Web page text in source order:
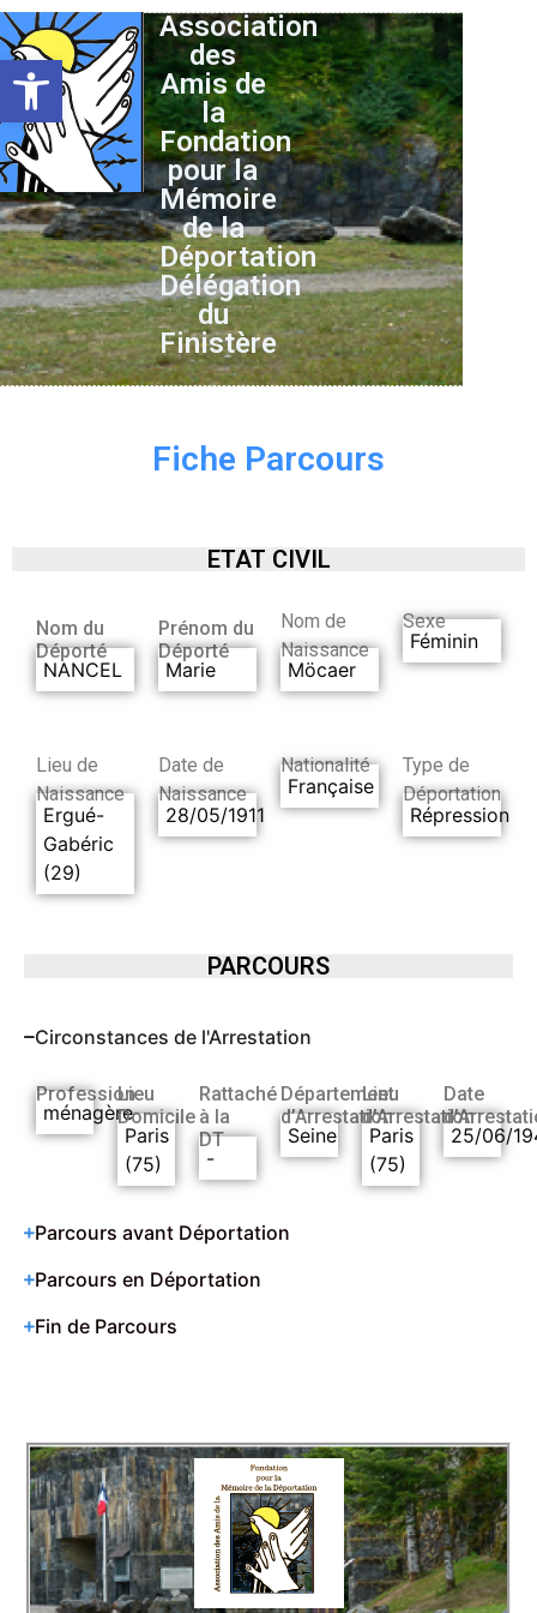
Ouvrir la barre d’outils
Association
des
Amis de
la
Fondation
pour la
Mémoire
de la
Déportation
Délégation
du
Finistère
Fiche Parcours
ETAT CIVIL
Nom du
Déporté
NANCEL
Prénom du
Déporté
Marie
Nom de
Naissance
Möcaer
Sexe
Féminin
Lieu de
Naissance
Ergué-
Gabéric
(29)
Date de
Naissance
28/05/1911
Nationalité
Française
Type de
Déportation
Répression
PARCOURS
Circonstances de l'Arrestation
Profession
ménagère
Lieu
Domicile
Paris
(75)
Rattaché
à la
DT
-
Département
d’Arrestation
Seine
Lieu
d’Arrestation
Paris
(75)
Date
25/06/
Parcours avant Déportation
Parcours en Déportation
Fin de Parcours